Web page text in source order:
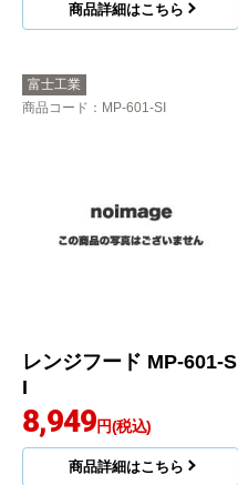
商品詳細はこちら
富士工業
商品コード ：MP-601-SI
レンジフード MP-601-S
I
8,949円(税込)
商品詳細はこちら